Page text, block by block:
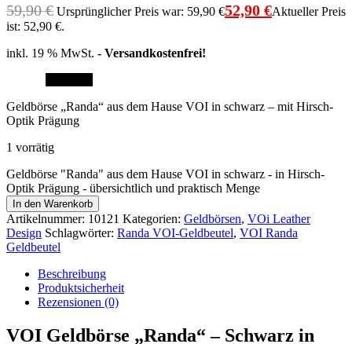
59,90€ Ursprünglicher Preis war: 59,90 €52,90 €Aktueller Preis
ist: 52,90 €.
inkl. 19 % MwSt. - Versandkostenfrei!
Geldbörse „Randa“ aus dem Hause VOI in schwarz – mit Hirsch-
Optik Prägung
1 vorrätig
Geldbörse "Randa" aus dem Hause VOI in schwarz - in Hirsch-
Optik Prägung - übersichtlich und praktisch Menge
In den Warenkorb
Artikelnummer: 10121 Kategorien: Geldbörsen, VOi Leather
Design Schlagwörter: Randa VOI-Geldbeutel, VOI Randa
Geldbeutel
Beschreibung
Produktsicherheit
Rezensionen (0)
VOI Geldbörse „Randa“ – Schwarz in